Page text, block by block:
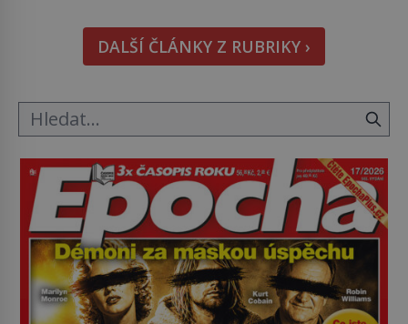
pohledu na výši vyměřené podpory
v nezaměstnanosti. Kam vás pozveme? Unikátní
hřbitov, který si vysloužil název „Veselý“, najdeme
DALŠÍ ČLÁNKY Z RUBRIKY ›